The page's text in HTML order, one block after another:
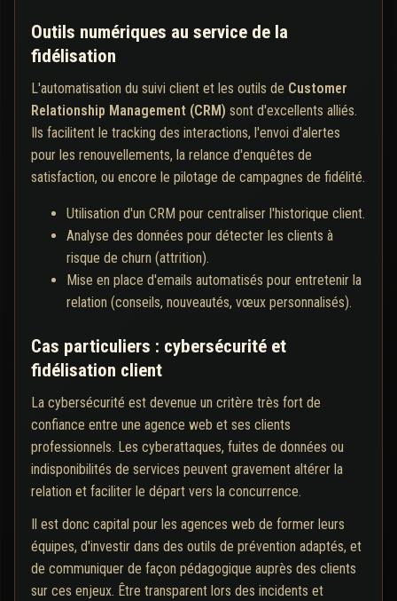
Outils numériques au service de la
fidélisation
L'automatisation du suivi client et les outils de Customer
Relationship Management (CRM) sont d'excellents alliés.
Ils facilitent le tracking des interactions, l'envoi d'alertes
pour les renouvellements, la relance d'enquêtes de
satisfaction, ou encore le pilotage de campagnes de fidélité.
Utilisation d'un CRM pour centraliser l'historique client.
Analyse des données pour détecter les clients à
risque de churn (attrition).
Mise en place d'emails automatisés pour entretenir la
relation (conseils, nouveautés, vœux personnalisés).
Cas particuliers : cybersécurité et
fidélisation client
La cybersécurité est devenue un critère très fort de
confiance entre une agence web et ses clients
professionnels. Les cyberattaques, fuites de données ou
indisponibilités de services peuvent gravement altérer la
relation et faciliter le départ vers la concurrence.
Il est donc capital pour les agences web de former leurs
équipes, d'investir dans des outils de prévention adaptés, et
de communiquer de façon pédagogique auprès des clients
sur ces enjeux. Être transparent lors des incidents et